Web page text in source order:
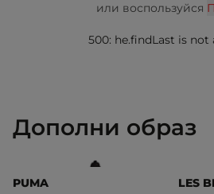
или воспользуйся
500: he.findLast is not
Дополни образ
PUMA LES